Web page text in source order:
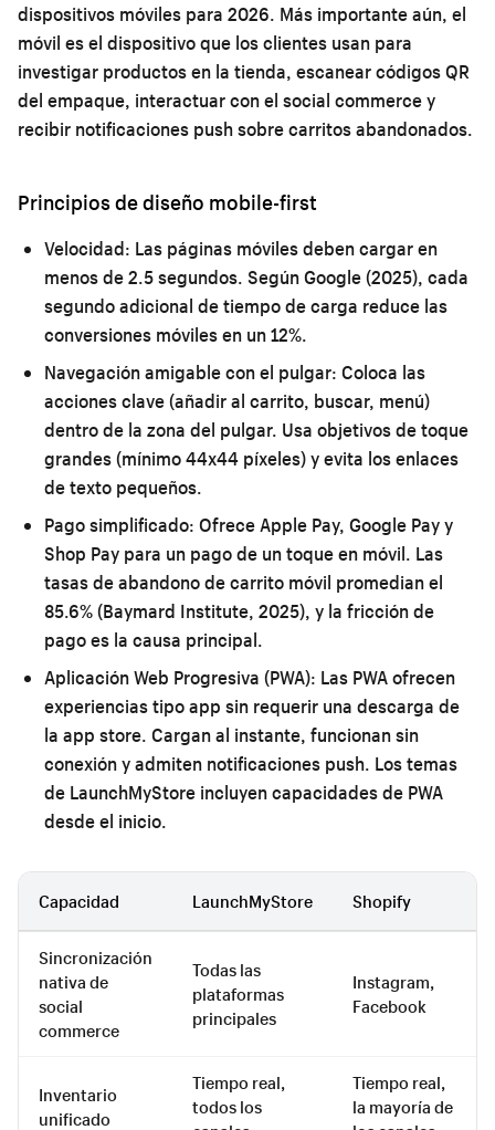
dispositivos móviles para 2026. Más importante aún, el
móvil es el dispositivo que los clientes usan para
investigar productos en la tienda, escanear códigos QR
del empaque, interactuar con el social commerce y
recibir notificaciones push sobre carritos abandonados.
Principios de diseño mobile-first
Velocidad: Las páginas móviles deben cargar en
menos de 2.5 segundos. Según Google (2025), cada
segundo adicional de tiempo de carga reduce las
conversiones móviles en un 12%.
Navegación amigable con el pulgar: Coloca las
acciones clave (añadir al carrito, buscar, menú)
dentro de la zona del pulgar. Usa objetivos de toque
grandes (mínimo 44x44 píxeles) y evita los enlaces
de texto pequeños.
Pago simplificado: Ofrece Apple Pay, Google Pay y
Shop Pay para un pago de un toque en móvil. Las
tasas de abandono de carrito móvil promedian el
85.6% (Baymard Institute, 2025), y la fricción de
pago es la causa principal.
Aplicación Web Progresiva (PWA): Las PWA ofrecen
experiencias tipo app sin requerir una descarga de
la app store. Cargan al instante, funcionan sin
conexión y admiten notificaciones push. Los temas
de LaunchMyStore incluyen capacidades de PWA
desde el inicio.
Capacidad LaunchMyStore Shopify
Sincronización
nativa de
social
commerce
Todas las
plataformas
principales
Instagram,
Facebook
Inventario
unificado
Tiempo real,
todos los
Tiempo real,
la mayoría de